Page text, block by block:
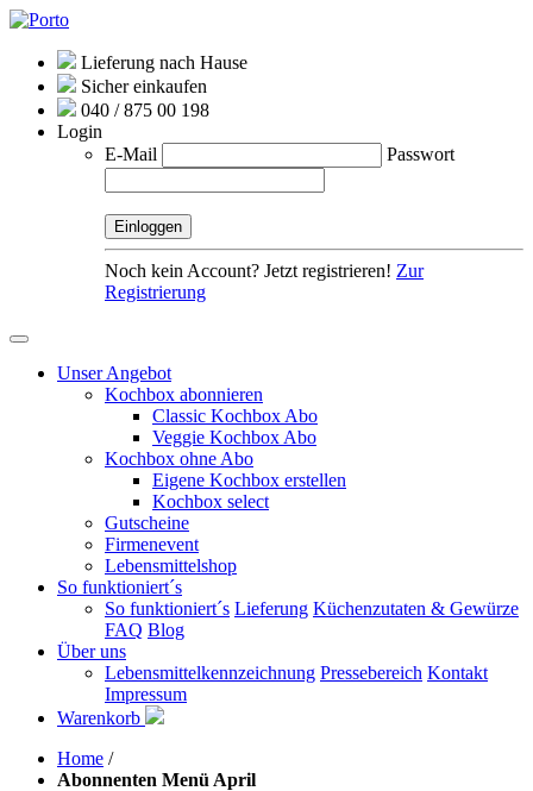
Lieferung nach Hause
Sicher einkaufen
040 / 875 00 198
Login
E-Mail
Passwort
Noch kein Account? Jetzt registrieren! Zur
Registrierung
Unser Angebot
Kochbox abonnieren
Classic Kochbox Abo
Veggie Kochbox Abo
Kochbox ohne Abo
Eigene Kochbox erstellen
Kochbox select
Gutscheine
Firmenevent
Lebensmittelshop
So funktioniert´s
So funktioniert´s Lieferung Küchenzutaten & Gewürze
FAQ Blog
Über uns
Lebensmittelkennzeichnung Pressebereich Kontakt
Impressum
Warenkorb
Home /
Abonnenten Menü April